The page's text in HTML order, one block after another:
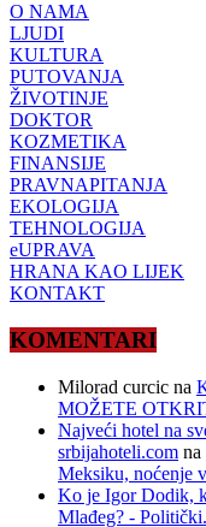
O NAMA
LJUDI
KULTURA
PUTOVANJA
ŽIVOTINJE
DOKTOR
KOZMETIKA
FINANSIJE
PRAVNAPITANJA
EKOLOGIJA
TEHNOLOGIJA
eUPRAVA
HRANA KAO LIJEK
KONTAKT
KOMENTARI
Milorad curcic na
MOŽETE
Najveći hotel na
srbijahoteli.com na
Meksiku, noćenje
Ko je Igor Dodik,
Mlađeg? -